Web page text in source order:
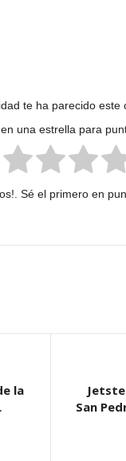
te ha parecido este
en una estrella para
Sé el primero en
la
San